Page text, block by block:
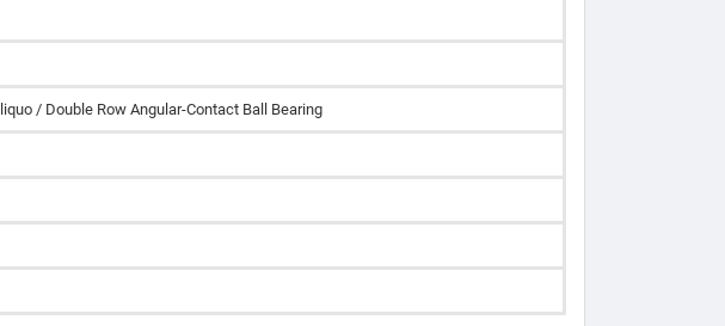
/ Double Row Angular-Contact Ball Bearing